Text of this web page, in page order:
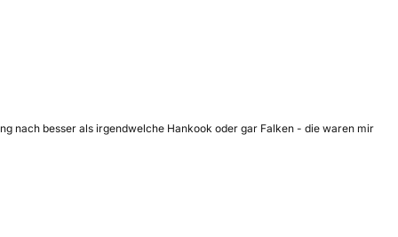
nach besser als irgendwelche Hankook oder gar Falken - die waren mir